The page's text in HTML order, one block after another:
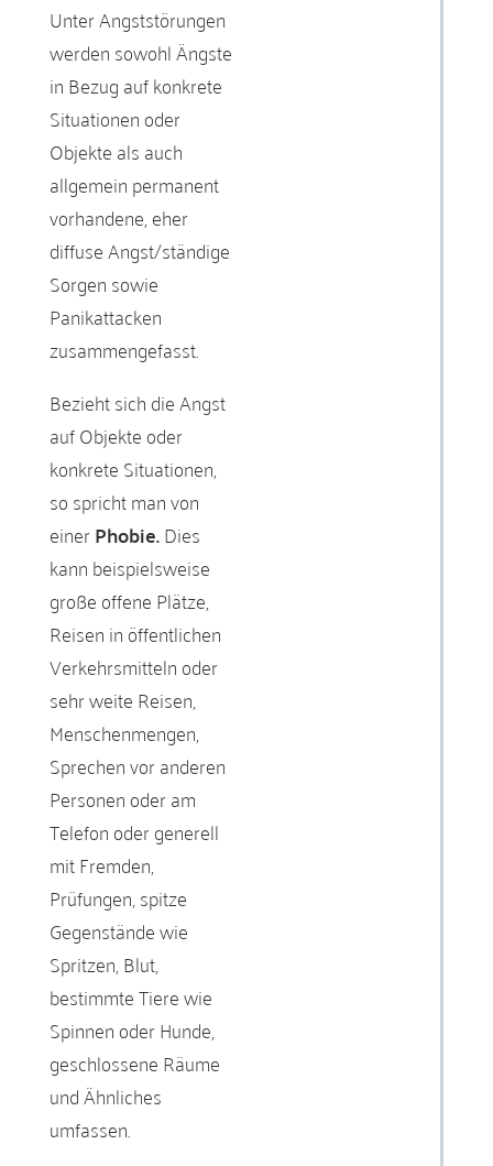
Unter Angststörungen
werden sowohl Ängste
in Bezug auf konkrete
Situationen oder
Objekte als auch
allgemein permanent
vorhandene, eher
diffuse Angst/ständige
Sorgen sowie
Panikattacken
zusammengefasst.
Bezieht sich die Angst
auf Objekte oder
konkrete Situationen,
so spricht man von
einerPhobie.Dies
kann beispielsweise
große offene Plätze,
Reisen in öffentlichen
Verkehrsmitteln oder
sehr weite Reisen,
Menschenmengen,
Sprechen vor anderen
Personen oder am
Telefon oder generell
mit Fremden,
Prüfungen, spitze
Gegenstände wie
Spritzen, Blut,
bestimmte Tiere wie
Spinnen oder Hunde,
geschlossene Räume
und Ähnliches
umfassen.